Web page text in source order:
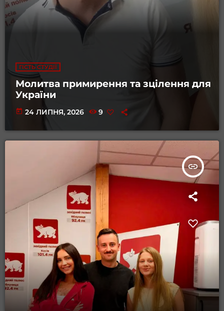
ГІСТЬ СТУДІЇ
Молитва примирення та зцілення для
України
today 24 ЛИПНЯ, 2026 9
insert_link